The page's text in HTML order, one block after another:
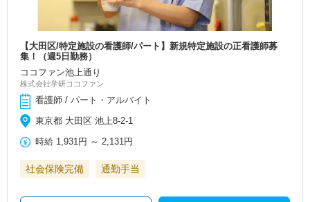
【大田区/特定施設の看護師/パート】新規特定施設の正看護師募
集！（週5日勤務）
ココファン池上通り
株式会社学研ココファン
看護師 / パート・アルバイト
東京都 大田区 池上8-2-1
時給 1,931円 ～2,131円
社会保険完備 通勤手当